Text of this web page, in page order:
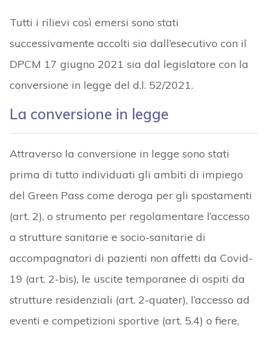
Tutti i rilievi così emersi sono stati
successivamente accolti sia dall’esecutivo con il
DPCM 17 giugno 2021 sia dal legislatore con la
conversione in legge del d.l. 52/2021.
La conversione in legge
Attraverso la conversione in legge sono stati
prima di tutto individuati gli ambiti di impiego
del Green Pass come deroga per gli spostamenti
(art. 2), o strumento per regolamentare l’accesso
a strutture sanitarie e socio-sanitarie di
accompagnatori di pazienti non affetti da Covid-
19 (art. 2-bis), le uscite temporanee di ospiti da
strutture residenziali (art. 2-quater), l’accesso ad
eventi e competizioni sportive (art. 5.4) o fiere,